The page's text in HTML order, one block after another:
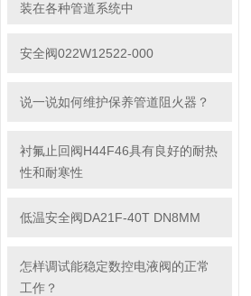
装在各种管道系统中
安全阀022W12522-000
说一说如何维护保养管道阻火器？
衬氟止回阀H44F46具有良好的耐热
性和耐寒性
低温安全阀DA21F-40T DN8MM
怎样调试能稳定数控电液阀的正常
工作？